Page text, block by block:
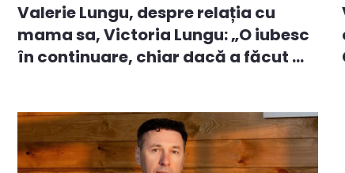
Valerie Lungu, despre relația cu
mama sa, Victoria Lungu: „O iubesc
în continuare, chiar dacă a făcut ...